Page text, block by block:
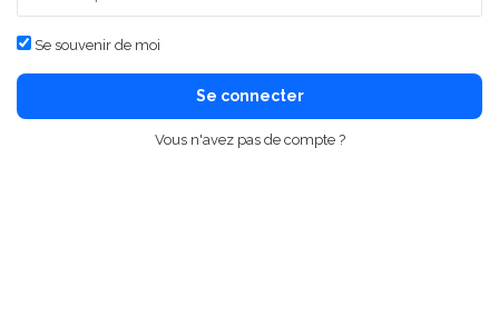
Se souvenir de moi
Se connecter
Vous n'avez pas de compte ?